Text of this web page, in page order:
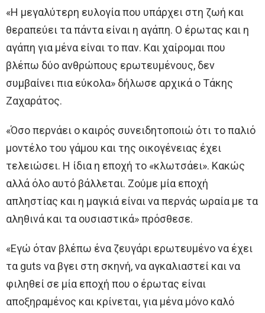
«Η μεγαλύτερη ευλογία που υπάρχει στη ζωή και
θεραπεύει τα πάντα είναι η αγάπη. Ο έρωτας και η
αγάπη για μένα είναι το παν. Και χαίρομαι που
βλέπω δύο ανθρώπους ερωτευμένους, δεν
συμβαίνει πια εύκολα» δήλωσε αρχικά ο Τάκης
Ζαχαράτος.
«Όσο περνάει ο καιρός συνειδητοποιώ ότι το παλιό
μοντέλο του γάμου και της οικογένειας έχει
τελειώσει. Η ίδια η εποχή το «κλωτσάει». Κακώς
αλλά όλο αυτό βάλλεται. Ζούμε μία εποχή
απληστίας και η μαγκιά είναι να περνάς ωραία με τα
αληθινά και τα ουσιαστικά» πρόσθεσε.
«Εγώ όταν βλέπω ένα ζευγάρι ερωτευμένο να έχει
τα guts να βγει στη σκηνή, να αγκαλιαστεί και να
φιληθεί σε μία εποχή που ο έρωτας είναι
αποξηραμένος και κρίνεται, για μένα μόνο καλό